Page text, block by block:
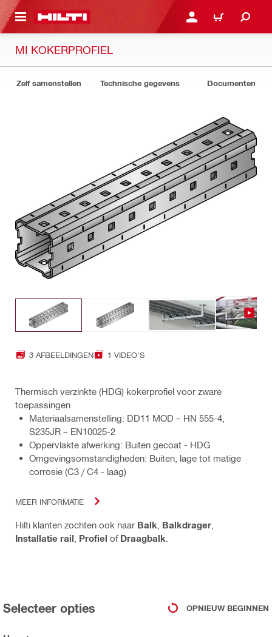
HOOFDINHOUD AANMELDEN OF
WINKELWAGEN
MI KOKERPROFIEL
Zelf samenstellen Technische gegevens Documenten
3 AFBEELDINGEN 1 VIDEO'S
Thermisch verzinkte (HDG) kokerprofiel voor zware
toepassingen
Materiaalsamenstelling: DD11 MOD – HN 555-4,
S235JR – EN10025-2
Oppervlakte afwerking: Buiten gecoat - HDG
Omgevingsomstandigheden: Buiten, lage tot matige
corrosie (C3 / C4 - laag)
MEER INFORMATIE
Hilti klanten zochten ook naar Balk Balkdrager
Installatie rail Profiel of Draagbalk
Selecteer opties OPNIEUW BEGINNEN